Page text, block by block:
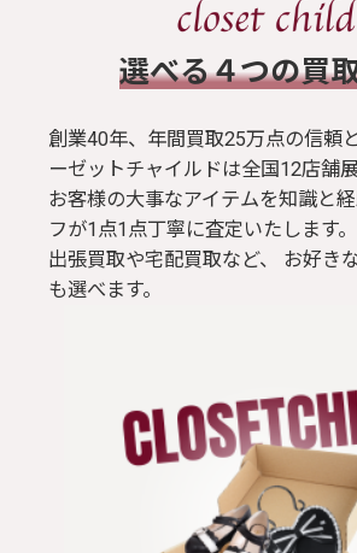
選べる４つの買
創業40年、年間買取25万点の信頼
ーゼットチャイルドは全国12店舗展
お客様の大事なアイテムを知識と
フが1点1点丁寧に査定いたします。
出張買取や宅配買取など、 お好き
も選べます。